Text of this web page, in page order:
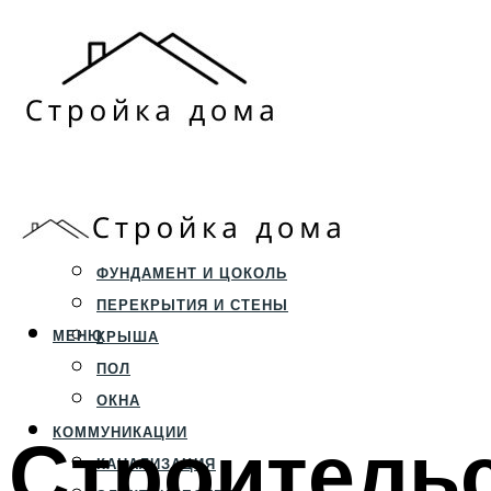
СТРОИТЕЛЬСТВО
ФУНДАМЕНТ И ЦОКОЛЬ
ПЕРЕКРЫТИЯ И СТЕНЫ
КРЫША
ПОЛ
ОКНА
КОММУНИКАЦИИ
КАНАЛИЗАЦИЯ
МЕНЮ